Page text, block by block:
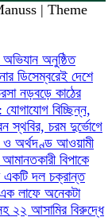
| Theme
অনুষ্ঠিত
ডিসেম্বরেই দেশে
নড়বড়ে কাঠের
বিচ্ছিন্ন,
স্থবির, চরম দুর্ভোগে
ও অর্থদণ্ড আওয়ামী
বিপাকে
একটি দল চক্রান্ত
লাফে অনেকটা
২২ আসামির বিরুদ্ধে